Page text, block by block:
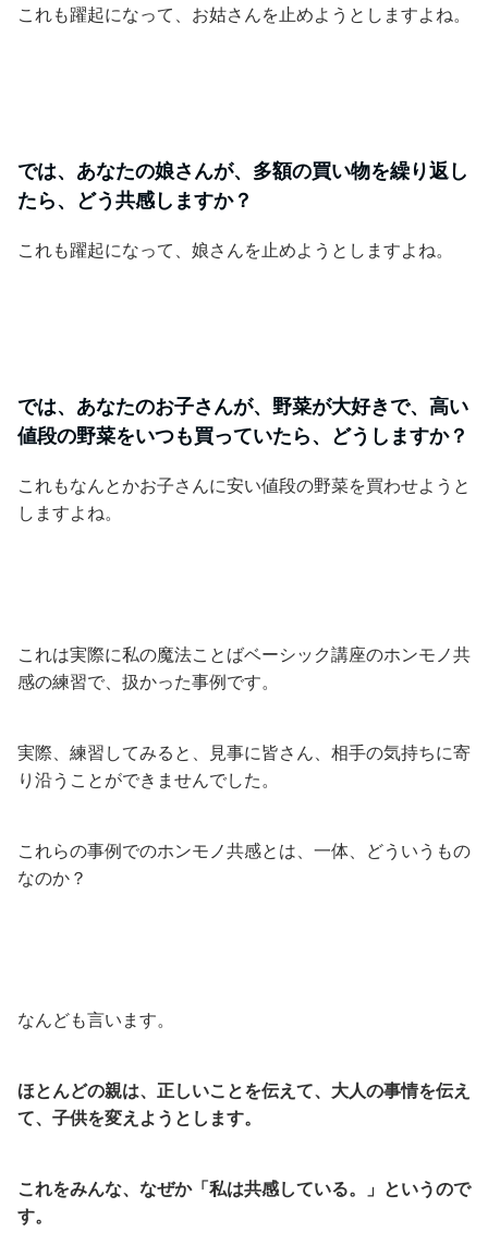
これも躍起になって、お姑さんを止めようとしますよね。
では、あなたの娘さんが、多額の買い物を繰り返し
たら、どう共感しますか？
これも躍起になって、娘さんを止めようとしますよね。
では、あなたのお子さんが、野菜が大好きで、高い
値段の野菜をいつも買っていたら、どうしますか？
これもなんとかお子さんに安い値段の野菜を買わせようと
しますよね。
これは実際に私の魔法ことばベーシック講座のホンモノ共
感の練習で、扱かった事例です。
実際、練習してみると、見事に皆さん、相手の気持ちに寄
り沿うことができませんでした。
これらの事例でのホンモノ共感とは、一体、どういうもの
なのか？
なんども言います。
ほとんどの親は、正しいことを伝えて、大人の事情を伝え
て、子供を変えようとします。
これをみんな、なぜか「私は共感している。」というので
す。